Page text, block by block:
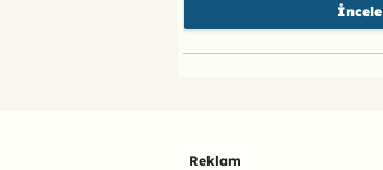
İncele
Reklam